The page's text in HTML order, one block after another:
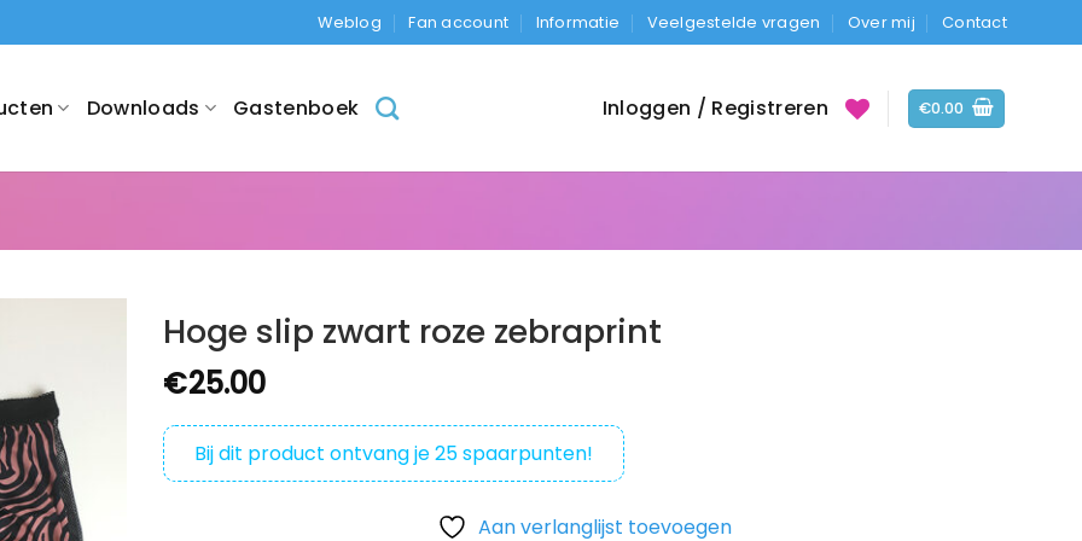
Weblog Fan account Informatie Veelgestelde vragen Over mij Contact
Downloads Gastenboek Inloggen / Registreren €0.00
Hoge slip zwart roze zebraprint
€25.00
Bij dit product ontvang je25spaarpunten!
Aan verlanglijst toevoegen